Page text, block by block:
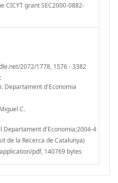
CICYT grant SEC2000-0882-
2072/1778, 1576 - 3382
Departament d'Economia
C.
Departament d'Economia;2004-4
de la Recerca de Catalunya)
pdf, 140769 bytes